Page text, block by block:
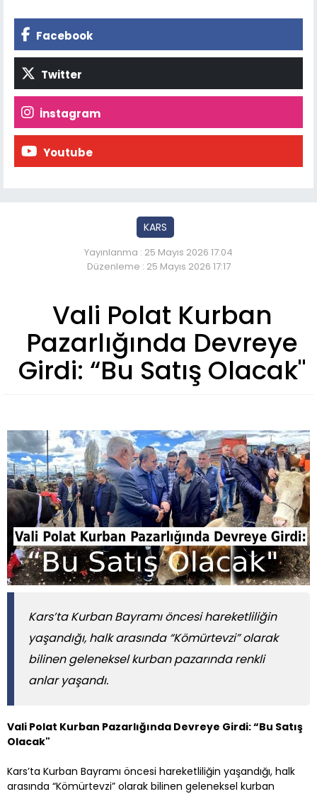
Facebook
Twitter
İnstagram
Youtube
KARS
Yayınlanma : 25 Mayıs 2026 17:04
Düzenleme : 25 Mayıs 2026 17:17
Vali Polat Kurban
Pazarlığında Devreye
Girdi: “Bu Satış Olacak"
Kars’ta Kurban Bayramı öncesi hareketliliğin
yaşandığı, halk arasında “Kömürtevzi” olarak
bilinen geleneksel kurban pazarında renkli
anlar yaşandı.
Vali Polat Kurban Pazarlığında Devreye Girdi: “Bu Satış
Olacak"
Kars’ta Kurban Bayramı öncesi hareketliliğin yaşandığı, halk
arasında “Kömürtevzi” olarak bilinen geleneksel kurban